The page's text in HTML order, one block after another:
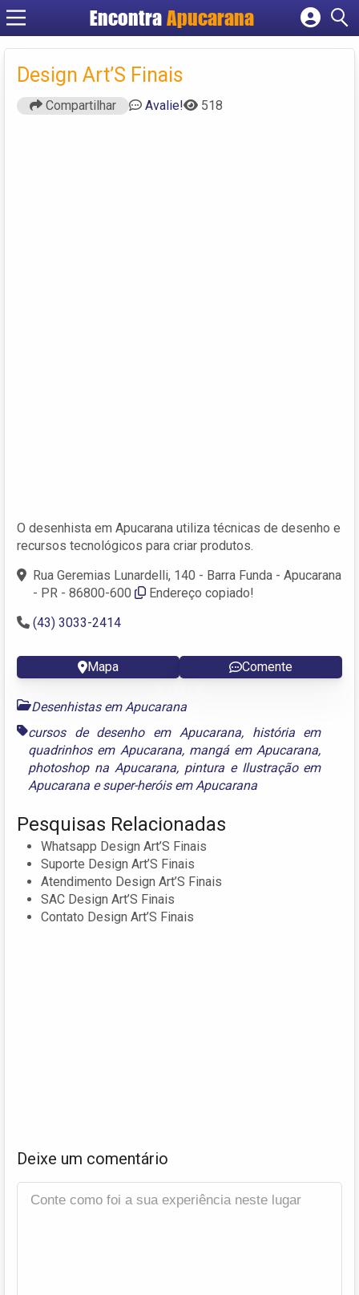
Encontra Apucarana
Cadastrar empresa
Criar conta
Design Art’S Finais
Compartilhar Avalie! 518
O desenhista em Apucarana utiliza técnicas de desenho e
recursos tecnológicos para criar produtos.
Rua Geremias Lunardelli, 140 - Barra Funda - Apucarana
- PR - 86800-600
Endereço copiado!
(43) 3033-2414
Mapa Comente
Desenhistas em Apucarana
cursos de desenho em Apucarana, história em
quadrinhos em Apucarana, mangá em Apucarana,
photoshop na Apucarana, pintura e Ilustração em
Apucarana esuper-heróis em Apucarana
Pesquisas Relacionadas
Whatsapp Design Art’S Finais
Suporte Design Art’S Finais
Atendimento Design Art’S Finais
SAC Design Art’S Finais
Contato Design Art’S Finais
Deixe um comentário